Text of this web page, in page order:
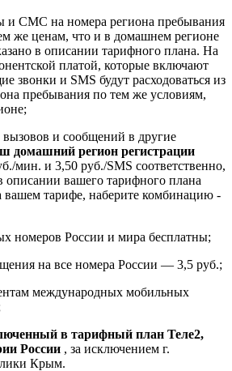
и СМС на номера региона пребывания
же ценам, что и в домашнем регионе
в описании тарифного плана. На
платой, которые включают
звонки и SMS будут расходоваться из
пребывания по тем же условиям,
и сообщений в другие
домашний регион регистрации
мин. и 3,50 руб./SMS соответственно,
описании вашего тарифного плана
вашем тарифе, наберите комбинацию -
номеров России и мира бесплатны;
на все номера России — 3,5 руб.;
международных мобильных
в тарифный план Теле2,
России , за исключением г.
Крым.